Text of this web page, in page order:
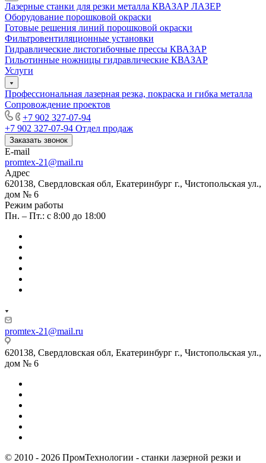
Лазерные станки для резки металла КВАЗАР ЛАЗЕР
Оборудование порошковой окраски
Готовые решения линий порошковой окраски
Фильтровентиляционные установки
Гидравлические листогибочные прессы КВАЗАР
Гильотинные ножницы гидравлические КВАЗАР
Услуги
Профессиональная лазерная резка, покраска и гибка металла
Сопровождение проектов
+7 902 327-07-94
+7 902 327-07-94 Отдел продаж
Заказать звонок
E-mail
promtex-21@mail.ru
Адрес
620138, Свердловская обл, Екатеринбург г., Чистопольская ул.,
дом № 6
Режим работы
Пн. – Пт.: с 8:00 до 18:00
promtex-21@mail.ru
620138, Свердловская обл, Екатеринбург г., Чистопольская ул.,
дом № 6
© 2010 - 2026 ПромТехнологии - станки лазерной резки и